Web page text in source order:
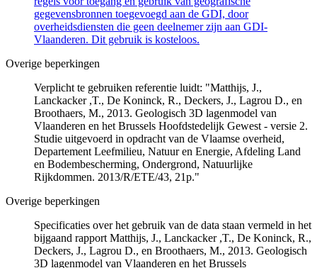
gegevensbronnen toegevoegd aan de GDI, door
overheidsdiensten die geen deelnemer zijn aan GDI-
Vlaanderen. Dit gebruik is kosteloos.
Overige beperkingen
Verplicht te gebruiken referentie luidt: "Matthijs, J.,
Lanckacker ,T., De Koninck, R., Deckers, J., Lagrou D., en
Broothaers, M., 2013. Geologisch 3D lagenmodel van
Vlaanderen en het Brussels Hoofdstedelijk Gewest - versie 2.
Studie uitgevoerd in opdracht van de Vlaamse overheid,
Departement Leefmilieu, Natuur en Energie, Afdeling Land
en Bodembescherming, Ondergrond, Natuurlijke
Rijkdommen. 2013/R/ETE/43, 21p."
Overige beperkingen
Specificaties over het gebruik van de data staan vermeld in het
bijgaand rapport Matthijs, J., Lanckacker ,T., De Koninck, R.,
Deckers, J., Lagrou D., en Broothaers, M., 2013. Geologisch
3D lagenmodel van Vlaanderen en het Brussels